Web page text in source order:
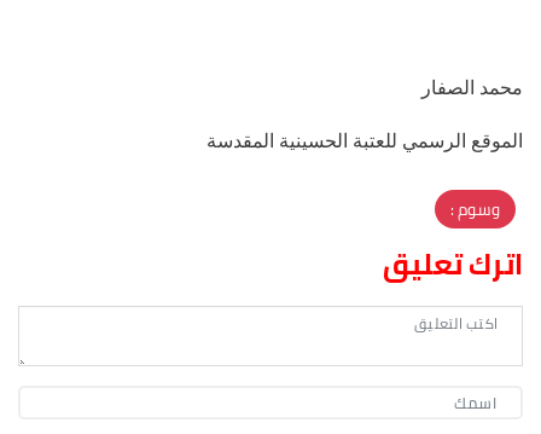
محمد الصفار
الموقع الرسمي للعتبة الحسينية المقدسة
وسوم :
اترك تعليق